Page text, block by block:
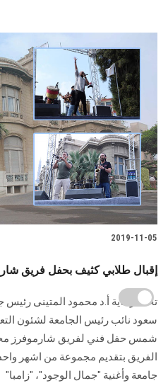
2019-11-05
إقبال طلابي كثيف بحفل فريق
تحت رعاية أ.د محمود المتينى
سعود نائب رئيس الجامعة لشئون
شمس حفل فني لفريق شارموفرز
الفريق بتقديم مجموعة من اشهر
جامعة وأغنية "جمال الوجود"، "زامبا"